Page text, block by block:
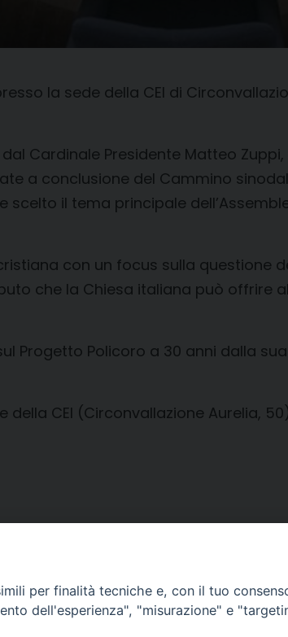
la sede della CEI di
Cardinale Presidente Matteo
a conclusione del Cammino
il tema principale
con un focus sulla questione
che la Chiesa italiana può offrire
Progetto Policoro a 30 anni dalla
CEI (Circonvallazione Aurelia,
per finalità tecniche e, con il tuo
dell'esperienza", "misurazione" e